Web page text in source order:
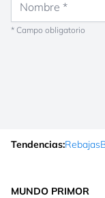
* Campo obligatorio
Tendencias:Rebajas
MUNDO PRIMOR